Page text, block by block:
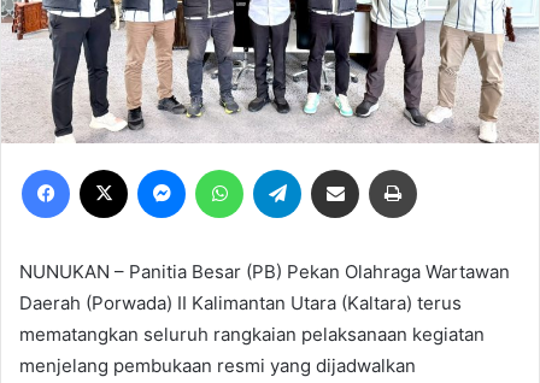
Facebook MessengerWhatsAppTelegram Share via Email
NUNUKAN – Panitia Besar (PB) Pekan Olahraga Wartawan
Daerah (Porwada) II Kalimantan Utara (Kaltara) terus
mematangkan seluruh rangkaian pelaksanaan kegiatan
menjelang pembukaan resmi yang dijadwalkan